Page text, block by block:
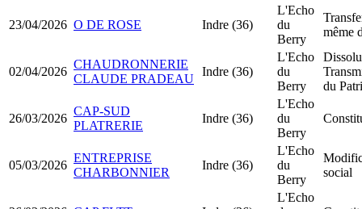
23/04/2026 O DE ROSE Indre (36)
L'Echo
du
Berry
même
02/04/2026
CHAUDRONNERIE
CLAUDE PRADEAU
Indre (36)
L'Echo
du
Berry
du
26/03/2026
CAP-SUD
PLATRERIE
Indre (36)
L'Echo
du
Berry
05/03/2026
ENTREPRISE
CHARBONNIER
Indre (36)
L'Echo
du
Berry
social
L'Echo